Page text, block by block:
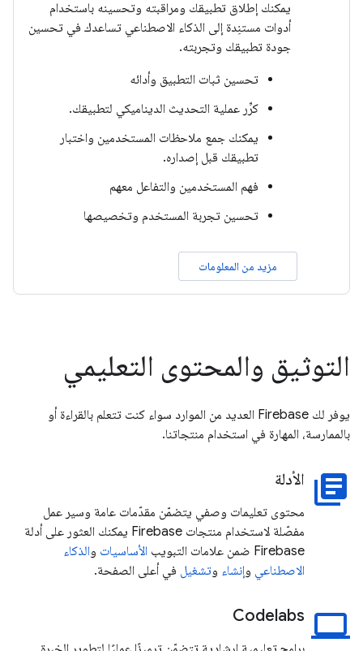
يمكنك إطلاق تطبيقك ومراقبته وتحسينه باستخدام
أدوات مستنِدة إلى الذكاء الاصطناعي تساعدك في تحسين
جودة تطبيقك وتجربته.
تحسين ثبات التطبيق وأدائه
كرِّر عملية التحديث الديناميكي لتطبيقك.
يمكنك جمع ملاحظات المستخدمين واختبار
تطبيقك قبل إصداره.
فهم المستخدمين والتفاعل معهم
تحسين تجربة المستخدم وتخصيصها
مزيد من المعلومات
التوثيق والمحتوى التعليمي
يوفر لك Firebase العديد من الموارد سواء كنت تتعلم بالقراءة أو
بالممارسة، المهارة في استخدام منتجاتنا.
library_books الأدلة
محتوى تعليمات وصفي يتضمّن مقدّمات عامة وسير عمل
مفصّلة لاستخدام منتجات Firebase يمكنك العثور على أدلة
Firebase ضمن علامات التبويب
الأساسيات والذكاء
الاصطناعي وإنشاء وتشغيل في أعلى الصفحة.
laptop
Codelabs